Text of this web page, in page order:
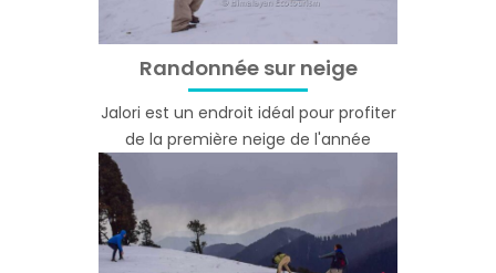
Randonnée sur neige
Jalori est un endroit idéal pour profiter
de la première neige de l'année